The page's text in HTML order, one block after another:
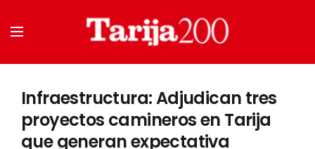
Infraestructura: Adjudican tres
proyectos camineros en Tarija
que generan expectativa